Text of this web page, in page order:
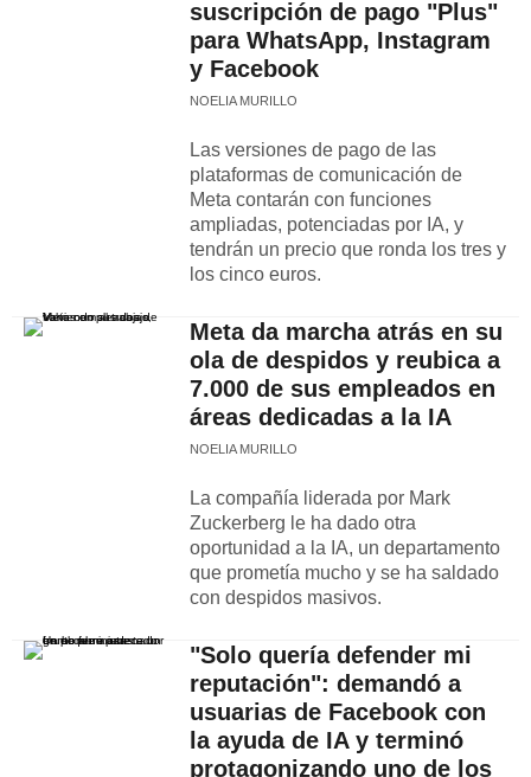
suscripción de pago "Plus"
para WhatsApp, Instagram
y Facebook
NOELIA MURILLO
Las versiones de pago de las
plataformas de comunicación de
Meta contarán con funciones
ampliadas, potenciadas por IA, y
tendrán un precio que ronda los tres y
los cinco euros.
Meta da marcha atrás en su
ola de despidos y reubica a
7.000 de sus empleados en
áreas dedicadas a la IA
NOELIA MURILLO
La compañía liderada por Mark
Zuckerberg le ha dado otra
oportunidad a la IA, un departamento
que prometía mucho y se ha saldado
con despidos masivos.
"Solo quería defender mi
reputación": demandó a
usuarias de Facebook con
la ayuda de IA y terminó
protagonizando uno de los